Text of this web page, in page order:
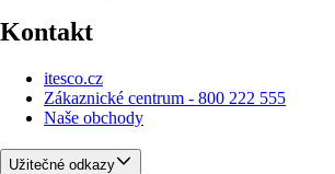
Kontakt
itesco.cz
Zákaznické centrum - 800 222 555
Naše obchody
Užitečné odkazy